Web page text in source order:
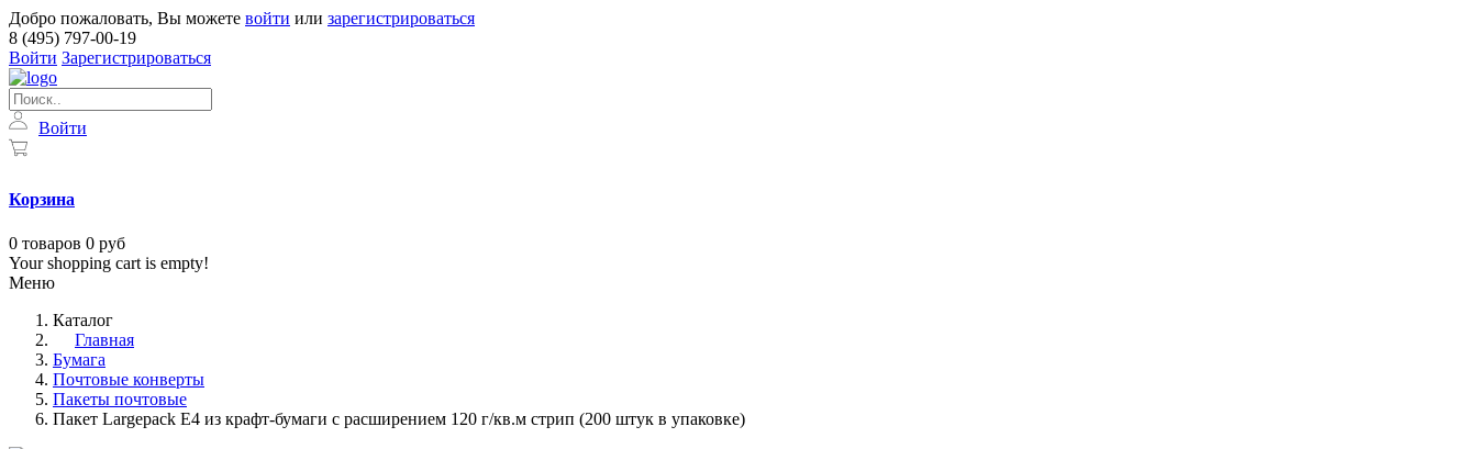
Добро пожаловать, Вы можете войти или зарегистрироваться
8 (495) 797-00-19
Войти Зарегистрироваться
Войти
Корзина
0 товаров 0 руб
Your shopping cart is empty!
Меню
Каталог
Главная
Бумага
Почтовые конверты
Пакеты почтовые
Пакет Largepack E4 из крафт-бумаги с расширением 120 г/кв.м стрип (200 штук в упаковке)